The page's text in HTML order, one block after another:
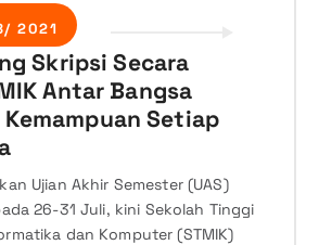
2021
Skripsi Secara
Antar Bangsa
Setiap
Ujian Akhir Semester (UAS)
26-31 Juli, kini Sekolah Tinggi
dan Komputer (STMIK)